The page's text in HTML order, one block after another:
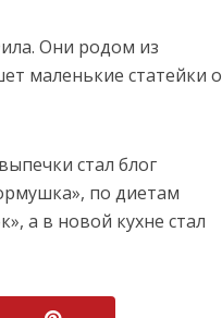
Они родом из
маленькие статейки о
стал блог
по диетам
а в новой кухне стал